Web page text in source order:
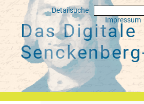
Detailsuche
Impressum
Das Digitale